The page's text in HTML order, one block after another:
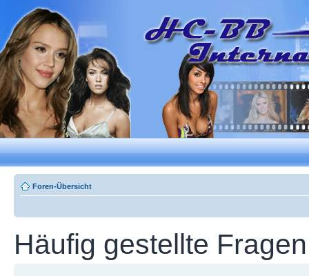
Foren-Übersicht
Häufig gestellte Fragen